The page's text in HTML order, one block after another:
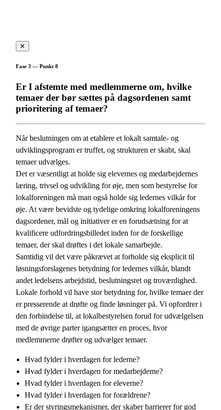
✕
Fase 3 — Punkt 8
Er I afstemte med medlemmerne om, hvilke
temaer der bør sættes på dagsordenen samt
prioritering af temaer?
Når beslutningen om at etablere et lokalt samtale- og
udviklingsprogram er truffet, og strukturen er skabt, skal
temaer udvælges.
Det er væsentligt at holde sig elevernes og medarbejdernes
læring, trivsel og udvikling for øje, men som bestyrelse for
lokalforeningen må man også holde sig ledernes vilkår for
øje. At være bevidste og tydelige omkring lokalforeningens
dagsordener, mål og initiativer er en forudsætning for at
kvalificere udfordringsbilledet inden for de forskellige
temaer, der skal drøftes i det lokale samarbejde.
Samtidig vil det være påkrævet at forholde sig eksplicit til
løsningsforslagenes betydning for ledernes vilkår, blandt
andet ledelsens arbejdstid, beslutningsret og troværdighed.
Lokale forhold vil have stor betydning for, hvilke temaer der
er presserende at drøfte og finde løsninger på. Vi opfordrer i
den forbindelse til, at lokalbestyrelsen forud for udvælgelsen
med de øvrige parter igangsætter en proces, hvor
medlemmerne drøfter og udvælger temaer.
Hvad fylder i hverdagen for lederne?
Hvad fylder i hverdagen for medarbejderne?
Hvad fylder i hverdagen for eleverne?
Hvad fylder i hverdagen for forældrene?
Er der styringsmekanismer, der skaber barrierer for god